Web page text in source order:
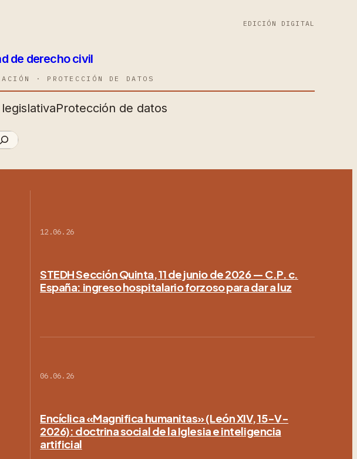
EDICIÓN DIGITAL
de derecho civil
· PROTECCIÓN DE DATOS
Protección de datos
12.06.26
STEDH Sección Quinta, 11 de junio de 2026 — C.P. c.
España: ingreso hospitalario forzoso para dar a luz
06.06.26
Encíclica «Magnifica humanitas» (León XIV, 15-V-
2026): doctrina social de la Iglesia e inteligencia
artificial